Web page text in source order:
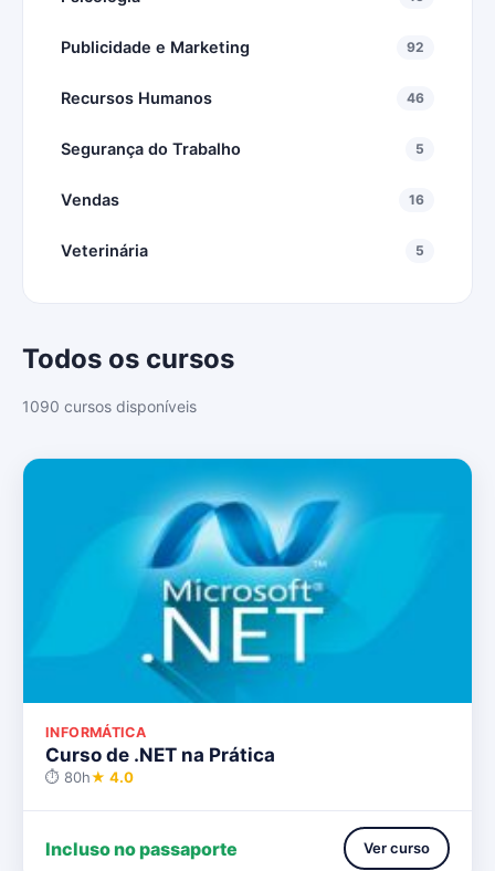
Publicidade e Marketing 92
Recursos Humanos 46
Segurança do Trabalho 5
Vendas 16
Veterinária 5
Todos os cursos
1090 cursos disponíveis
INFORMÁTICA
Curso de .NET na Prática
⏱ 80h★ 4.0
Incluso no passaporte Ver curso